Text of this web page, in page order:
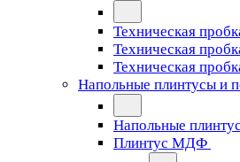
Техническая
Техническая
Техническая
Напольные плинтусы и
Напольные
Плинтус МДФ